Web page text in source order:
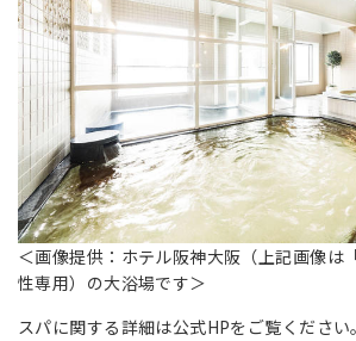
＜画像提供：ホテル阪神大阪（上記画像は
性専用）の大浴場です＞
スパに関する詳細は公式HPをご覧ください。